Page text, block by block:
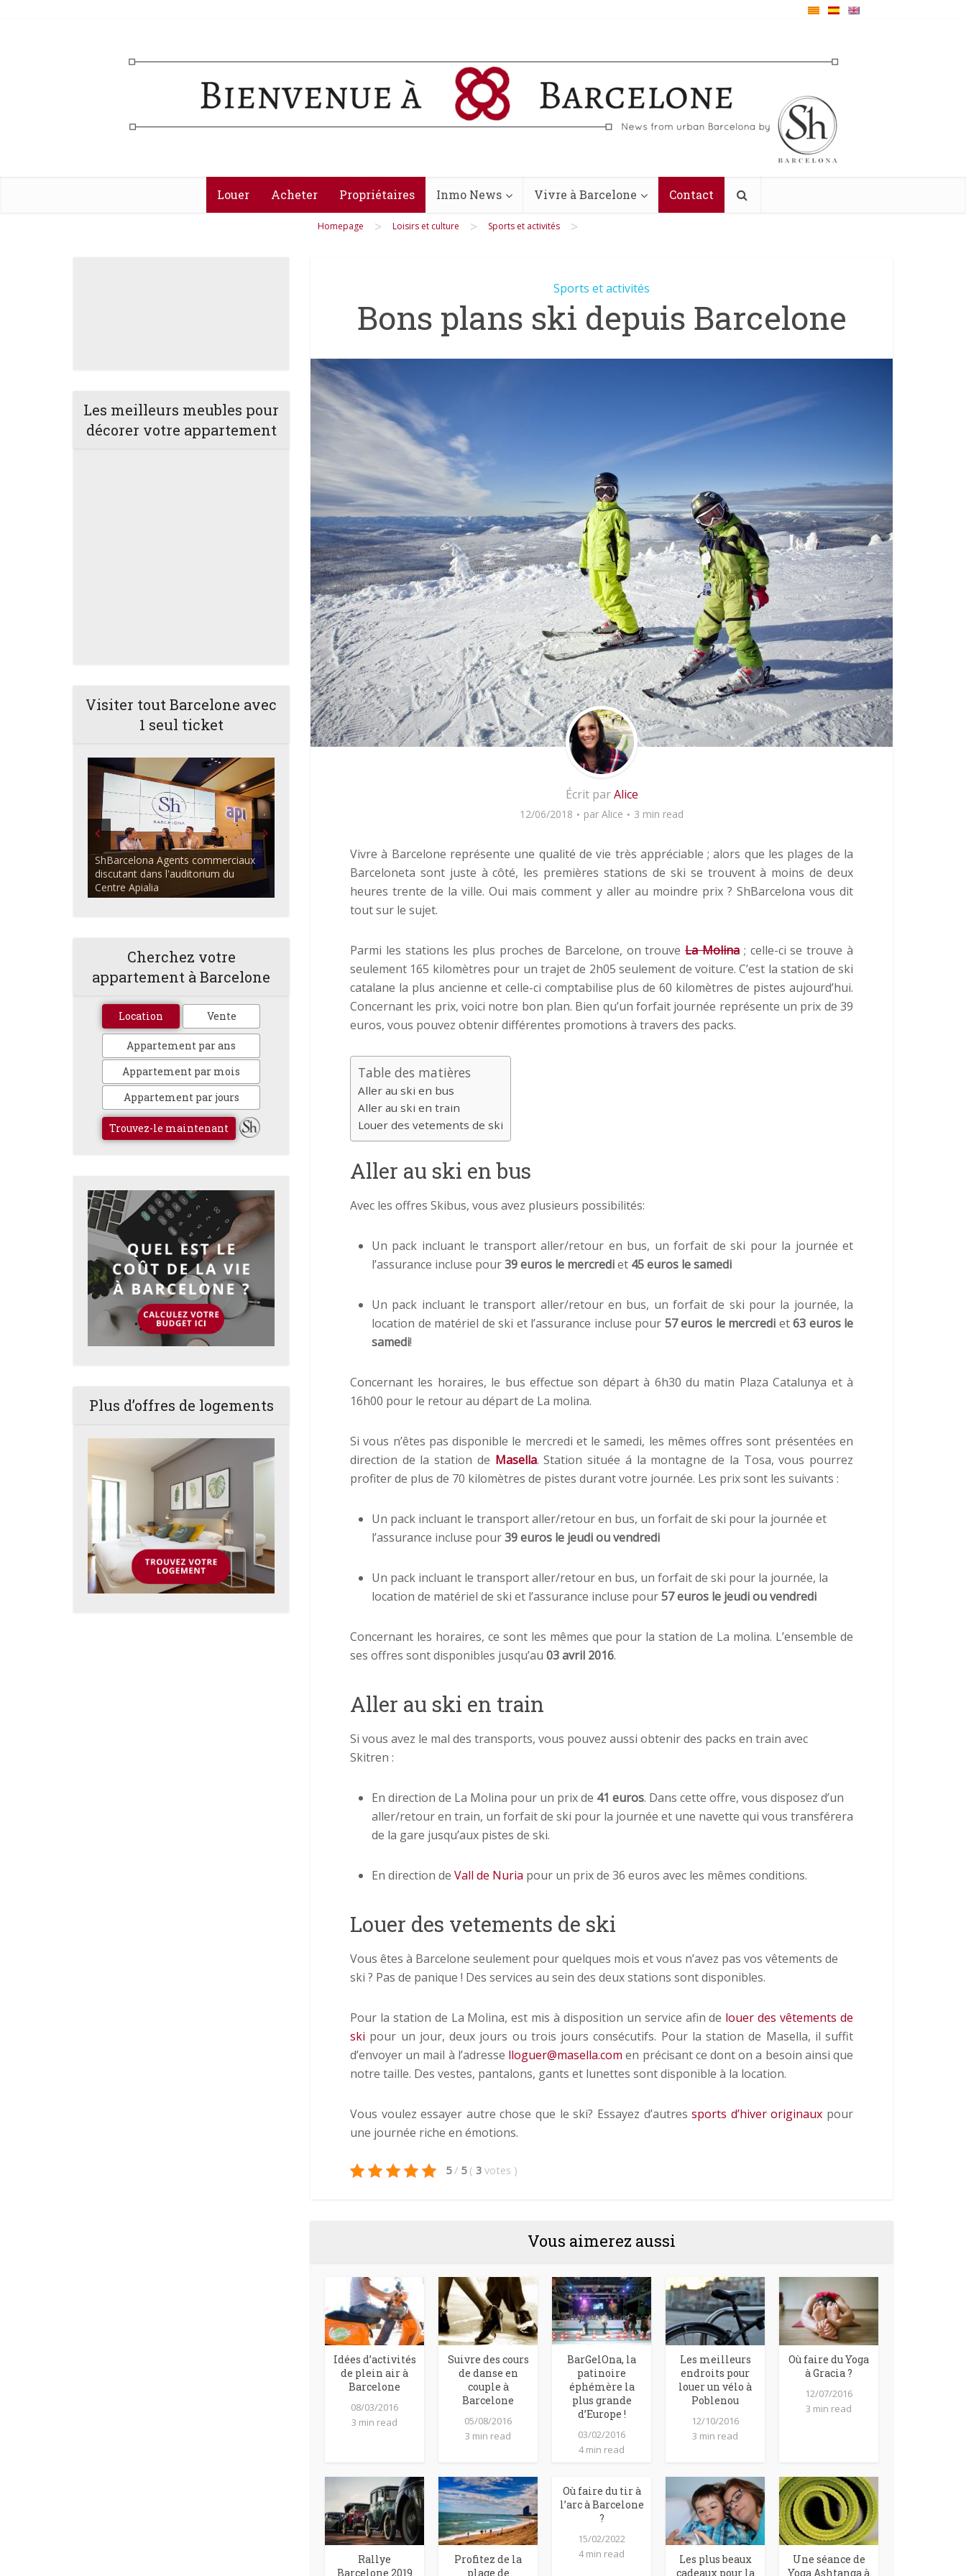
Louer Acheter Propriétaires Inmo News Vivre à Barcelone Contact
Homepage > Loisirs et culture > Sports et activités >
Les meilleurs meubles pour
décorer votre appartement
Visiter tout Barcelone avec
1 seul ticket
L'auditorium du Centre Apialia avec
le logo ShBarcelona
Cherchez votre
appartement à Barcelone
Location Vente
Appartement par ans
Appartement par mois
Appartement par jours
Trouvez-le maintenant
Plus d’offres de logements
Sports et activités
Bons plans ski depuis Barcelone
Écrit parAlice
12/06/2018 par Alice 3 min read
Vivre à Barcelone représente une qualité de vie très appréciable ; alors que les plages de la
Barceloneta sont juste à côté, les premières stations de ski se trouvent à moins de deux
heures trente de la ville. Oui mais comment y aller au moindre prix ? ShBarcelona vous dit
tout sur le sujet.
Parmi les stations les plus proches de Barcelone, on trouveLa Molina; celle-ci se trouve à
seulement 165 kilomètres pour un trajet de 2h05 seulement de voiture. C’est la station de ski
catalane la plus ancienne et celle-ci comptabilise plus de 60 kilomètres de pistes aujourd’hui.
Concernant les prix, voici notre bon plan. Bien qu’un forfait journée représente un prix de 39
euros, vous pouvez obtenir différentes promotions à travers des packs.
Table des matières
Aller au ski en bus
Aller au ski en train
Louer des vetements de ski
Aller au ski en bus
Avec les offres Skibus, vous avez plusieurs possibilités:
Un pack incluant le transport aller/retour en bus, un forfait de ski pour la journée et
l’assurance incluse pour39 euros le mercrediet 45 euros le samedi
Un pack incluant le transport aller/retour en bus, un forfait de ski pour la journée, la
location de matériel de ski et l’assurance incluse pour 57 euros le mercredi et63 euros le
samedi!
Concernant les horaires, le bus effectue son départ à 6h30 du matin Plaza Catalunya et à
16h00 pour le retour au départ de La molina.
Si vous n’êtes pas disponible le mercredi et le samedi, les mêmes offres sont présentées en
direction de la station de Masella. Station située á la montagne de la Tosa, vous pourrez
profiter de plus de 70 kilomètres de pistes durant votre journée. Les prix sont les suivants :
Un pack incluant le transport aller/retour en bus, un forfait de ski pour la journée et
l’assurance incluse pour39 euros le jeudi ou vendredi
Un pack incluant le transport aller/retour en bus, un forfait de ski pour la journée, la
location de matériel de ski et l’assurance incluse pour57 euros le jeudi ou vendredi
Concernant les horaires, ce sont les mêmes que pour la station de La molina. L’ensemble de
ses offres sont disponibles jusqu’au 03 avril 2016.
Aller au ski en train
Si vous avez le mal des transports, vous pouvez aussi obtenir des packs en train avec
Skitren :
En direction de La Molina pour un prix de 41 euros. Dans cette offre, vous disposez d’un
aller/retour en train, un forfait de ski pour la journée et une navette qui vous transférera
de la gare jusqu’aux pistes de ski.
En direction de Vall de Nuria pour un prix de 36 euros avec les mêmes conditions.
Louer des vetements de ski
Vous êtes à Barcelone seulement pour quelques mois et vous n’avez pas vos vêtements de
ski ? Pas de panique ! Des services au sein des deux stations sont disponibles.
Pour la station de La Molina, est mis à disposition un service afin de louer des vêtements de
ski pour un jour, deux jours ou trois jours consécutifs. Pour la station de Masella, il suffit
d’envoyer un mail à l’adresse lloguer@masella.com en précisant ce dont on a besoin ainsi que
notre taille. Des vestes, pantalons, gants et lunettes sont disponible à la location.
Vous voulez essayer autre chose que le ski? Essayez d’autressports d’hiver originaux pour
une journée riche en émotions.
5 / 5 ( 3 votes )
Vous aimerez aussi
Idées d’activités
de plein air à
Barcelone
08/03/2016
3 min read
Suivre des cours
de danse en
couple à
Barcelone
05/08/2016
3 min read
BarGelOna, la
patinoire
éphémère la
plus grande
d’Europe !
03/02/2016
4 min read
Les meilleurs
endroits pour
louer un vélo à
Poblenou
12/10/2016
3 min read
Où faire du Yoga
à Gracia ?
12/07/2016
3 min read
Rallye
Barcelone 2019
Profitez de la
plage de
Où faire du tir à
l’arc à Barcelone
?
15/02/2022
4 min read
Les plus beaux
cadeaux pour la
Une séance de
Yoga Ashtanga à